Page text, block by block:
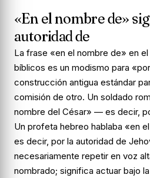
«En el nombre de»
autoridad de
La frase «en el nombre de» en
bíblicos es un modismo para
construcción antigua estándar
comisión de otro. Un soldado
nombre del César» — es decir,
Un profeta hebreo hablaba «en
es decir, por la autoridad de
necesariamente repetir en voz
nombrado; significa actuar bajo